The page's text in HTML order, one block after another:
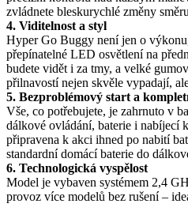
zvládnete bleskurychlé změny
4. Viditelnost a styl
Hyper Go Buggy není jen o
přepínatelné LED osvětlení na
budete vidět i za tmy, a velké
přilnavostí nejen skvěle vypadají,
5. Bezproblémový start a
Vše, co potřebujete, je zahrnuto v
dálkové ovládání, baterie i nabíjecí
připravena k akci ihned po nabití
standardní domácí baterie do
6. Technologická vyspělost
Model je vybaven systémem 2,4
provoz více modelů bez rušení –